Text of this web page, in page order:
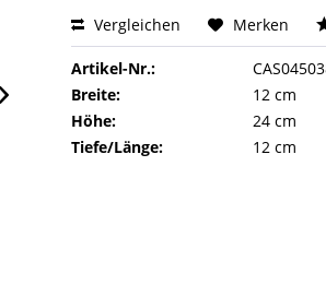
Vergleichen Merken
Artikel-Nr.:
Breite:
12 cm
Höhe:
24 cm
Tiefe/Länge:
12 cm